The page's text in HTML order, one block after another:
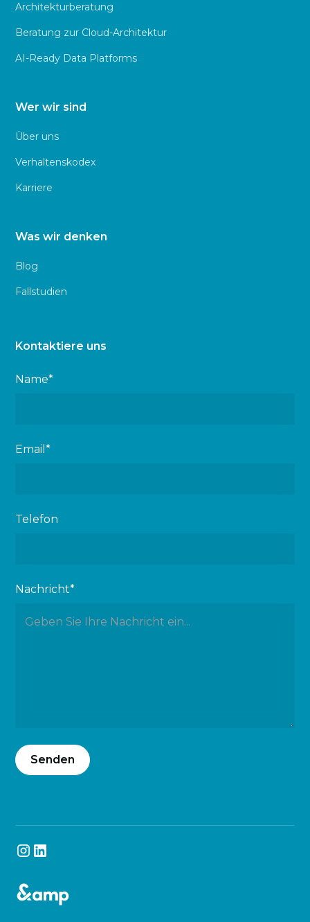
Architekturberatung
Beratung zur Cloud-Architektur
AI-Ready Data Platforms
Wer wir sind
Über uns
Verhaltenskodex
Karriere
Was wir denken
Blog
Fallstudien
Kontaktiere uns
Name*
Email*
Telefon
Nachricht*